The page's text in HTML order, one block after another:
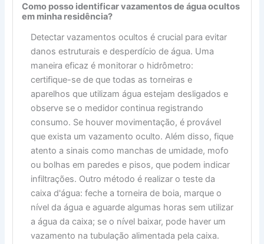
Como posso identificar vazamentos de água ocultos
em minha residência?
Detectar vazamentos ocultos é crucial para evitar
danos estruturais e desperdício de água. Uma
maneira eficaz é monitorar o hidrômetro:
certifique-se de que todas as torneiras e
aparelhos que utilizam água estejam desligados e
observe se o medidor continua registrando
consumo. Se houver movimentação, é provável
que exista um vazamento oculto. Além disso, fique
atento a sinais como manchas de umidade, mofo
ou bolhas em paredes e pisos, que podem indicar
infiltrações. Outro método é realizar o teste da
caixa d'água: feche a torneira de boia, marque o
nível da água e aguarde algumas horas sem utilizar
a água da caixa; se o nível baixar, pode haver um
vazamento na tubulação alimentada pela caixa.